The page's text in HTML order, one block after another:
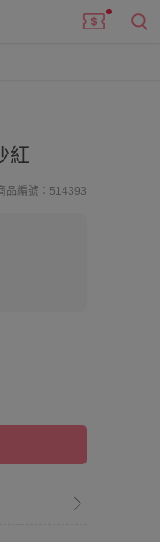
紅
品編號：514393